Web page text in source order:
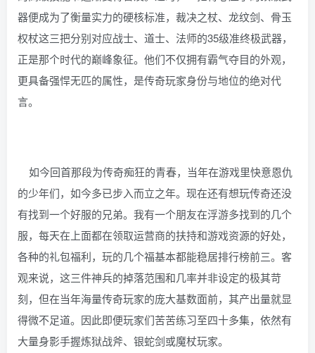
器便成为了衡量实力的硬核标准，裁决之杖、龙纹剑、骨玉
权杖这三把分别对应战士、道士、法师的35级准终极武器，
正是那个时代的巅峰象征。他们不仅拥有霸气夺目的外观，
更具备强悍无匹的属性，是传奇玩家身份与地位的绝对代
言。
如今回首那段为传奇痴狂的青春，当年在游戏里快意恩仇
的少年们，如今多已步入而立之年。现在还有想玩传奇还没
有找到一个好服的兄弟。我有一个朋友在浮游多找到的几个
服，每天在上面都在领取运营商的扶持和游戏资源的好处，
各种的礼包福利，玩的几个福基本都能稳居排行榜前三。客
观来说，这三件神兵的掉落范围和几率并非设定的极其苛
刻，但在当年海量传奇玩家的庞大基数面前，其产出量就显
得微不足道。因此即便玩家们苦苦练习至四十多集，依然有
大量身影手握炼狱战斧、银蛇剑或魔杖玩家。